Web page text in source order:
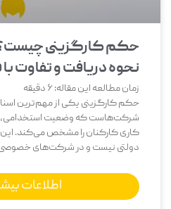
حکم کارگزینی چیست؟
نحوه دریافت و تفاوت
زمان مطالعه این مقاله:6 دقیقه
حکم کارگزینی یکی از مهم‌ترین
شرکت‌هاست که وضعیت استخدامی،
کاری کارکنان را مشخص می‌کند.
دولتی نیست و در شرکت‌های
اطلاعات